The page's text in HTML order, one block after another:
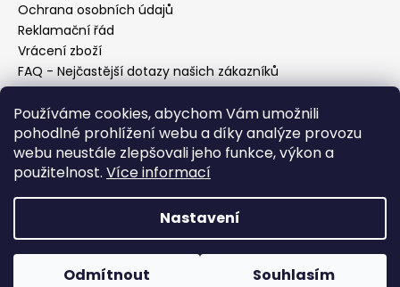
Používáme cookies, abychom Vám umožnili
pohodlné prohlížení webu a díky analýze provozu
webu neustále zlepšovali jeho funkce, výkon a
použitelnost. Více informací
Nastavení
Odmítnout Souhlasím
Ochrana osobních údajů
Reklamační řád
Vrácení zboží
FAQ - Nejčastější dotazy našich zákazníků
Mapa braiderek
Kurz zapletání vlasů
Blog
O nás
Kontakt
Copyright 2026Vysněné copánky. Všechna práva